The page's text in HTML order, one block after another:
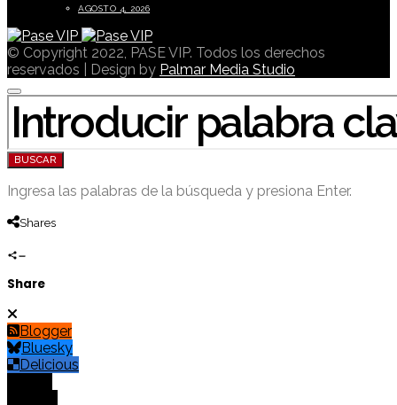
AGOSTO 4, 2026
© Copyright 2022, PASE VIP. Todos los derechos
reservados | Design by Palmar Media Studio
BUSCAR POR:
BUSCAR
Ingresa las palabras de la búsqueda y presiona Enter.
Shares
Share
Blogger
Bluesky
Delicious